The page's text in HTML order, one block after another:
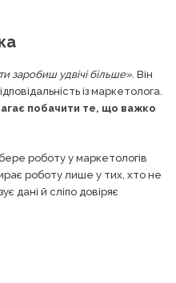
заробиш удвічі більше». Він
із маркетолога.
побачити те, що важко
роботу у маркетологів
роботу лише у тих, хто не
дані й сліпо довіряє